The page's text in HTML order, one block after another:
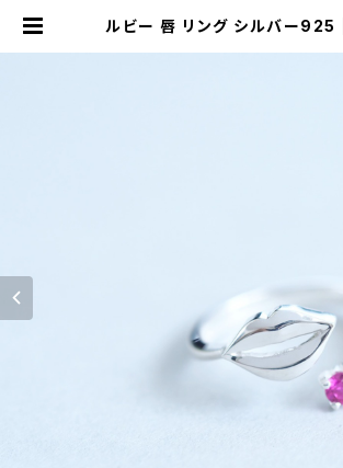
ルビー 唇 リング シルバー925 |